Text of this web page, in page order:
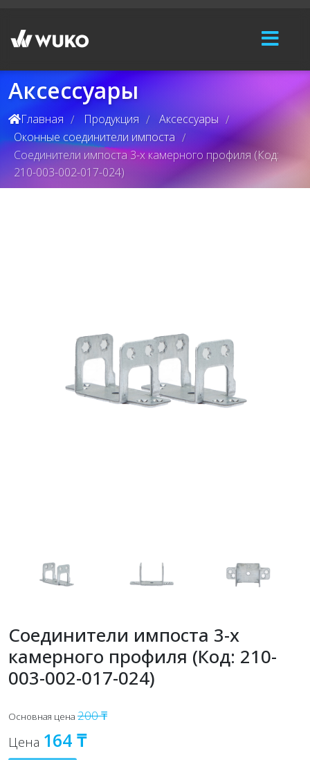
Аксессуары
Главная / Продукция / Аксессуары /
Оконные соединители импоста /
Соединители импоста 3-х камерного профиля (Код:
210-003-002-017-024)
Соединители импоста 3-х
камерного профиля (Код: 210-
003-002-017-024)
Основная цена 200 ₸
Цена 164 ₸